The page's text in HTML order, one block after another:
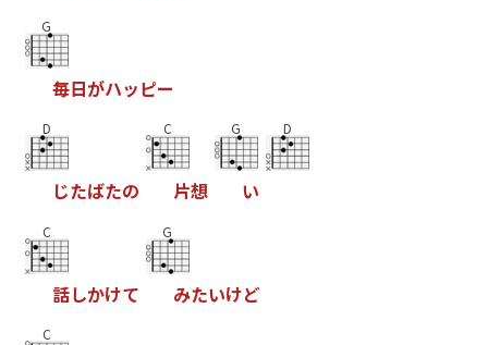
G
毎日がハッピー
D
じたばたの
C
片想
G
い
D
C
話しかけて
G
みたいけど
C